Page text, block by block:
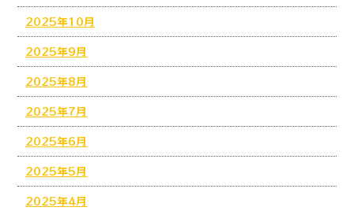
2025年10月
2025年9月
2025年8月
2025年7月
2025年6月
2025年5月
2025年4月